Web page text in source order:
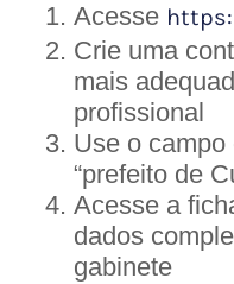
Acesse
Crie uma
mais
profissional
Use o
“prefeito de
Acesse a
dados
gabinete